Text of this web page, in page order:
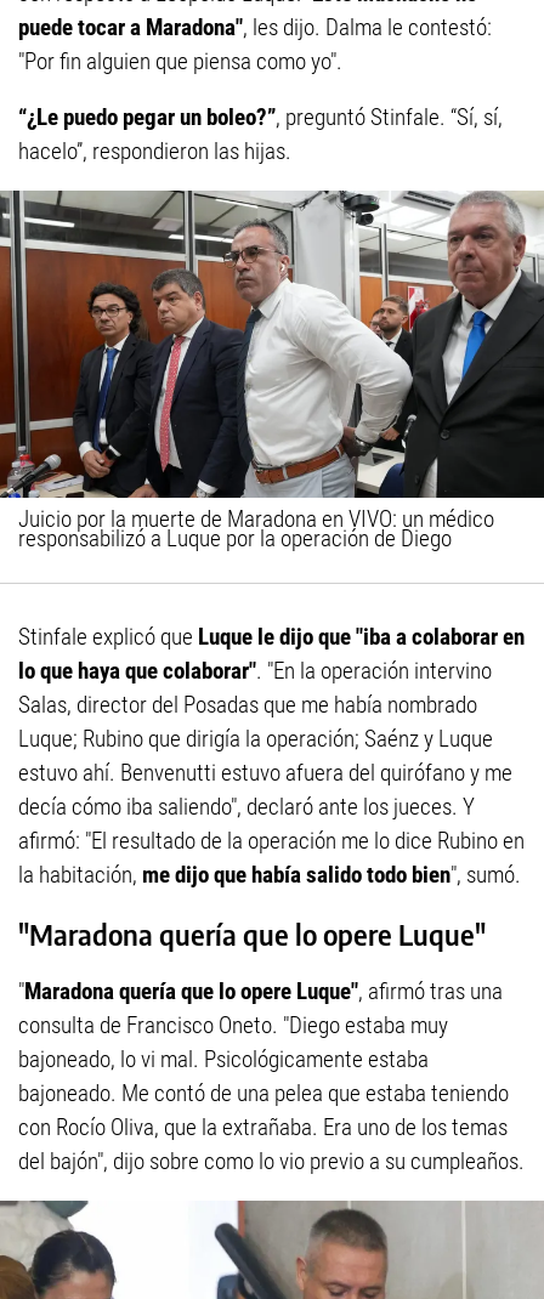
puede tocar a Maradona", les dijo. Dalma le contestó:
"Por fin alguien que piensa como yo".
“¿Le puedo pegar un boleo?”, preguntó Stinfale. “Sí, sí,
hacelo”, respondieron las hijas.
Juicio por la muerte de Maradona en VIVO: un médico
responsabilizó a Luque por la operación de Diego
Stinfale explicó que Luque le dijo que "iba a colaborar en
lo que haya que colaborar". "En la operación intervino
Salas, director del Posadas que me había nombrado
Luque; Rubino que dirigía la operación; Saénz y Luque
estuvo ahí. Benvenutti estuvo afuera del quirófano y me
decía cómo iba saliendo", declaró ante los jueces. Y
afirmó: "El resultado de la operación me lo dice Rubino en
la habitación, me dijo que había salido todo bien", sumó.
"Maradona quería que lo opere Luque"
"Maradona quería que lo opere Luque", afirmó tras una
consulta de Francisco Oneto. "Diego estaba muy
bajoneado, lo vi mal. Psicológicamente estaba
bajoneado. Me contó de una pelea que estaba teniendo
con Rocío Oliva, que la extrañaba. Era uno de los temas
del bajón", dijo sobre como lo vio previo a su cumpleaños.